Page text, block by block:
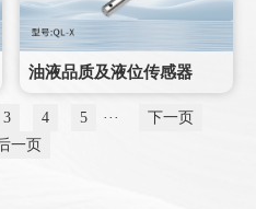
油液品质及液位传感器
3 4 5 ···
下一页
一页